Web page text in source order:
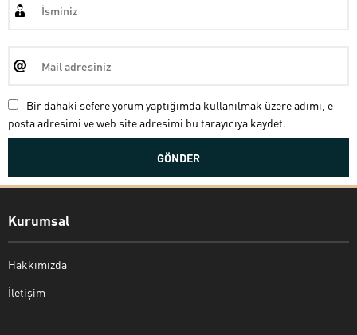
Bir dahaki sefere yorum yaptığımda kullanılmak üzere adımı, e-
posta adresimi ve web site adresimi bu tarayıcıya kaydet.
Kurumsal
Hakkımızda
İletişim